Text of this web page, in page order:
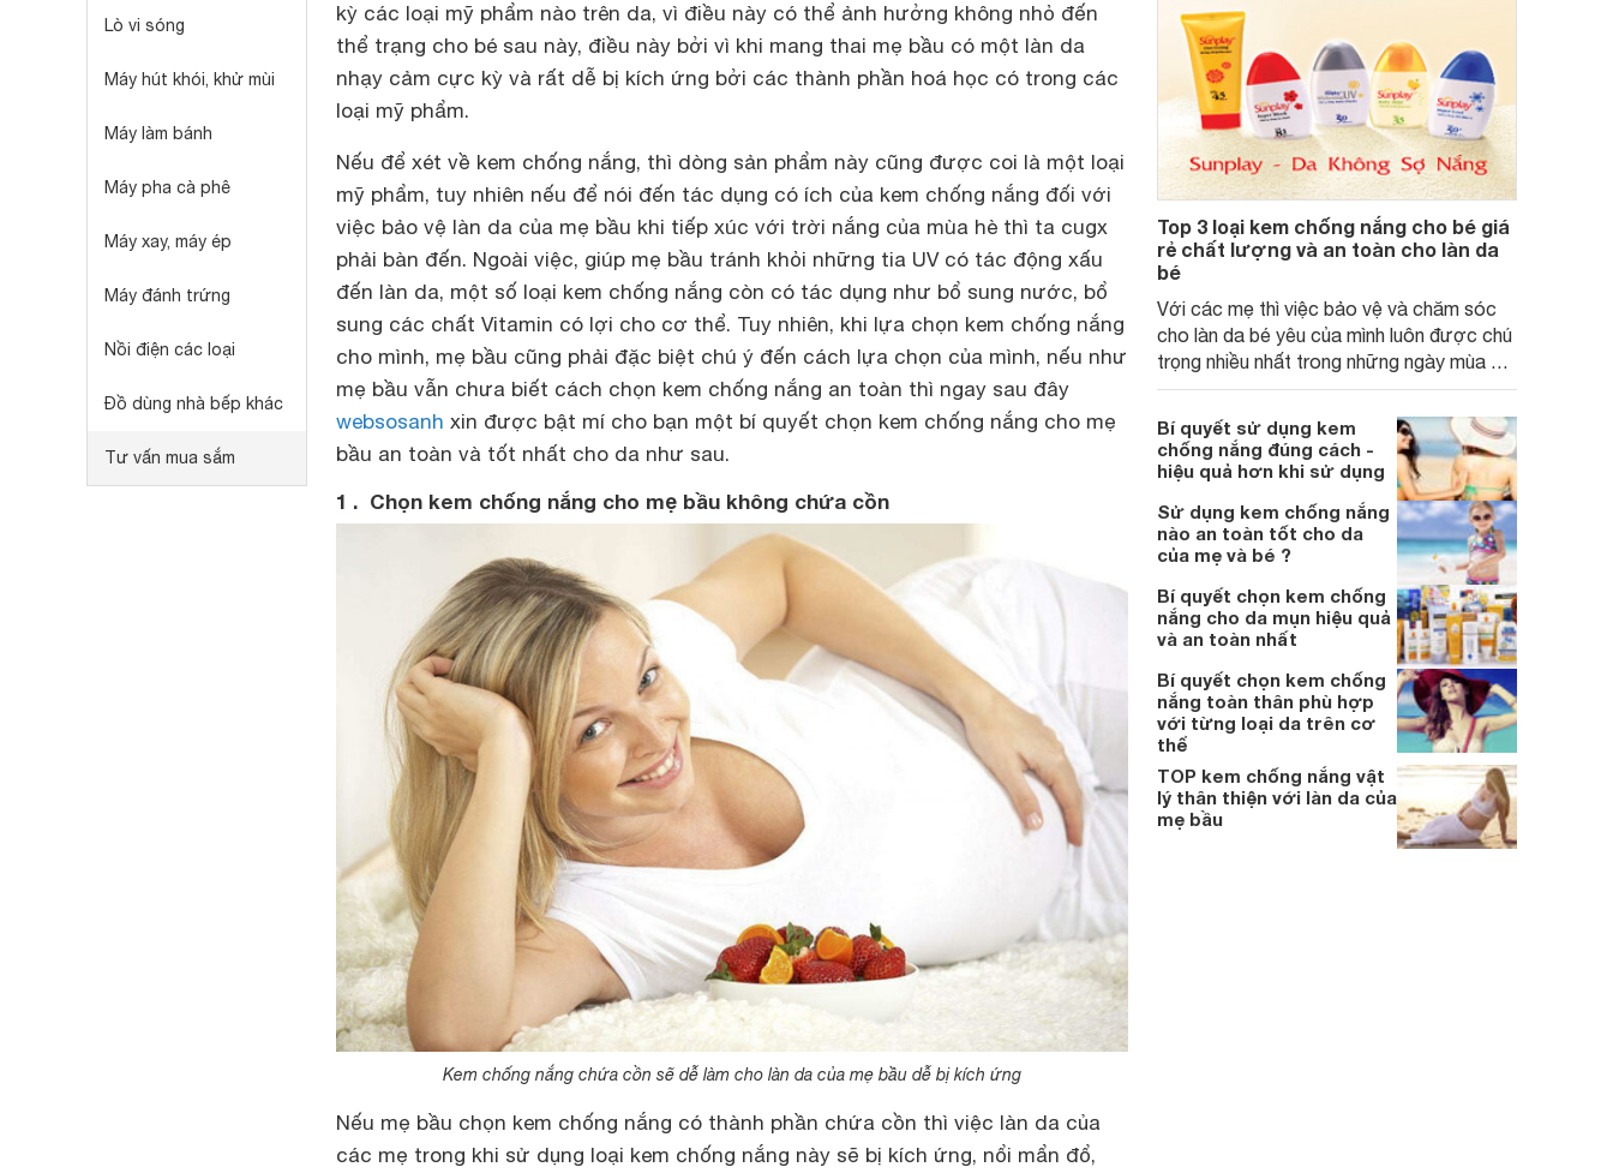
Lò vi sóng
Máy hút khói, khử mùi
Máy làm bánh
Máy pha cà phê
Máy xay, máy ép
Máy đánh trứng
Nồi điện các loại
Đồ dùng nhà bếp khác
Tư vấn mua sắm
kỳ các loại mỹ phẩm nào trên da, vì điều này có thể ảnh hưởng không nhỏ đến
thể trạng cho bé sau này, điều này bởi vì khi mang thai mẹ bầu có một làn da
nhạy cảm cực kỳ và rất dễ bị kích ứng bởi các thành phần hoá học có trong các
loại mỹ phẩm.
Nếu để xét về kem chống nắng, thì dòng sản phẩm này cũng được coi là một loại
mỹ phẩm, tuy nhiên nếu để nói đến tác dụng có ích của kem chống nắng đối với
việc bảo vệ làn da của mẹ bầu khi tiếp xúc với trời nắng của mùa hè thì ta cugx
phải bàn đến. Ngoài việc, giúp mẹ bầu tránh khỏi những tia UV có tác động xấu
đến làn da, một số loại kem chống nắng còn có tác dụng như bổ sung nước, bổ
sung các chất Vitamin có lợi cho cơ thể. Tuy nhiên, khi lựa chọn kem chống nắng
cho mình, mẹ bầu cũng phải đặc biệt chú ý đến cách lựa chọn của mình, nếu như
mẹ bầu vẫn chưa biết cách chọn kem chống nắng an toàn thì ngay sau đây
websosanh xin được bật mí cho bạn một bí quyết chọn kem chống nắng cho mẹ
bầu an toàn và tốt nhất cho da như sau.
1 . Chọn kem chống nắng cho mẹ bầu không chứa cồn
Kem chống nắng chứa cồn sẽ dễ làm cho làn da của mẹ bầu dễ bị kích ứng
Nếu mẹ bầu chọn kem chống nắng có thành phần chứa cồn thì việc làn da của
các mẹ trong khi sử dụng loại kem chống nắng này sẽ bị kích ứng, nổi mẩn đổ,
Top 3 loại kem chống nắng cho bé giá
rẻ chất lượng và an toàn cho làn da
bé
Với các mẹ thì việc bảo vệ và chăm sóc
cho làn da bé yêu của mình luôn được chú
trọng nhiều nhất trong những ngày mùa hè
nắng nóng.
Bí quyết sử dụng kem
chống nắng đúng cách -
hiệu quả hơn khi sử dụng
Sử dụng kem chống nắng
nào an toàn tốt cho da
của mẹ và bé ?
Bí quyết chọn kem chống
nắng cho da mụn hiệu quả
và an toàn nhất
Bí quyết chọn kem chống
nắng toàn thân phù hợp
với từng loại da trên cơ
thể
TOP kem chống nắng vật
lý thân thiện với làn da của
mẹ bầu